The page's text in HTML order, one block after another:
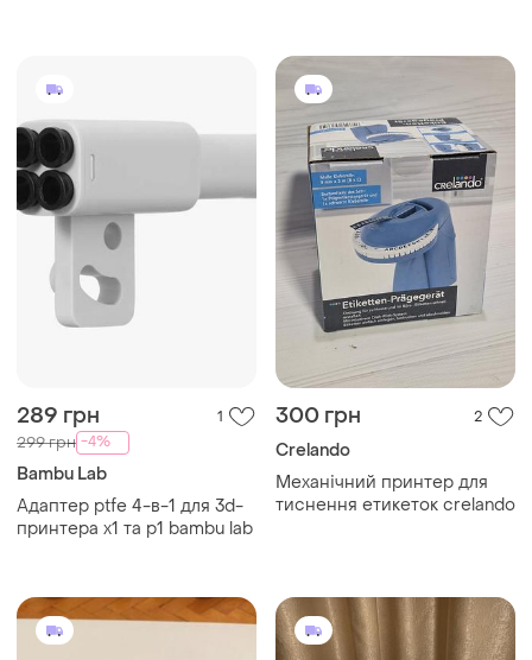
289 грн 1
299 грн -4%
Bambu Lab
Адаптер ptfe 4-в-1 для 3d-
принтера x1 та p1 bambu lab
300 грн 2
Crelando
Механічний принтер для
тиснення етикеток crelando